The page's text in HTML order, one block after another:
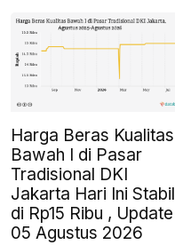
Harga Beras Kualitas
Bawah I di Pasar
Tradisional DKI
Jakarta Hari Ini Stabil
di Rp15 Ribu , Update
05 Agustus 2026